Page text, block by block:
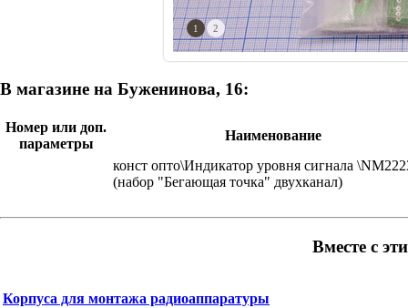
1 2
В магазине на Буженинова, 16:
Номер или доп.
параметры
Наименование
конст опто\Индикатор уровня сигнала
(набор "Бегающая точка" двухканал)
Вместе с
Корпуса для монтажа радиоаппаратуры